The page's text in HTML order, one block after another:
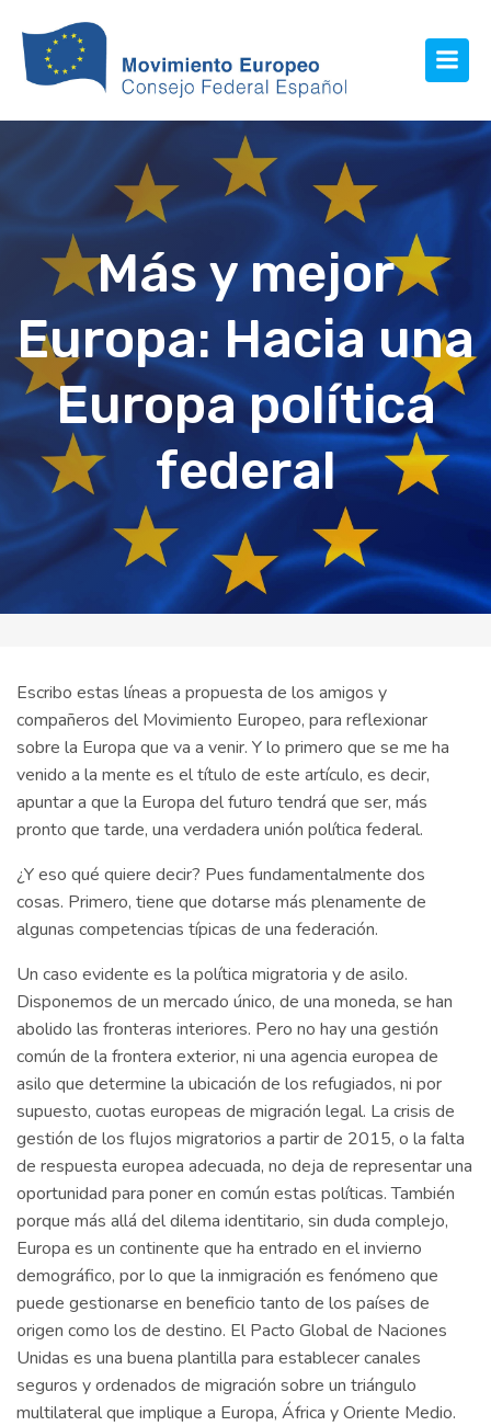
Más y mejor
Europa: Hacia una
Europa política
federal
Escribo estas líneas a propuesta de los amigos y
compañeros del Movimiento Europeo, para reflexionar
sobre la Europa que va a venir. Y lo primero que se me ha
venido a la mente es el título de este artículo, es decir,
apuntar a que la Europa del futuro tendrá que ser, más
pronto que tarde, una verdadera unión política federal.
¿Y eso qué quiere decir? Pues fundamentalmente dos
cosas. Primero, tiene que dotarse más plenamente de
algunas competencias típicas de una federación.
Un caso evidente es la política migratoria y de asilo.
Disponemos de un mercado único, de una moneda, se han
abolido las fronteras interiores. Pero no hay una gestión
común de la frontera exterior, ni una agencia europea de
asilo que determine la ubicación de los refugiados, ni por
supuesto, cuotas europeas de migración legal. La crisis de
gestión de los flujos migratorios a partir de 2015, o la falta
de respuesta europea adecuada, no deja de representar una
oportunidad para poner en común estas políticas. También
porque más allá del dilema identitario, sin duda complejo,
Europa es un continente que ha entrado en el invierno
demográfico, por lo que la inmigración es fenómeno que
puede gestionarse en beneficio tanto de los países de
origen como los de destino. El Pacto Global de Naciones
Unidas es una buena plantilla para establecer canales
seguros y ordenados de migración sobre un triángulo
multilateral que implique a Europa, África y Oriente Medio.